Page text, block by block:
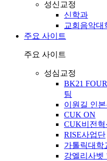
성신교정
신학과
교회음악대
주요 사이트
주요 사이트
성심교정
BK21
팀
이원길 인
CUK ON
CUK비전혁
RISE사업단
가톨릭대학
강엘리사벳